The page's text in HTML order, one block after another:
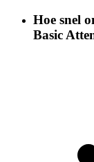
Hoe snel
Basic